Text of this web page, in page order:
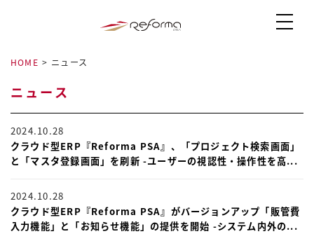
HOME > ニュース
ニュース
2024.10.28
クラウド型ERP『Reforma PSA』、「プロジェクト検索画面」
と「マスタ登録画面」を刷新 -ユーザーの視認性・操作性を高...
2024.10.28
クラウド型ERP『Reforma PSA』がバージョンアップ「販管費
入力機能」と「お知らせ機能」の提供を開始 -システム内外の...